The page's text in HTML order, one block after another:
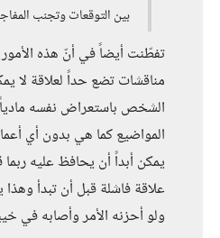
بين التوقعات وتجنب
تفطّنت أيضاً في أنّ هذه
مناقشات تضع حداً لعلاقة لا
الشخص باستعراض نفسه مادياً
المواضيع كما هي بدون أي
يمكن أبداً أن يحافظ عليه
علاقة فاشلة قبل أن تبدأ
ولو أحزنه الأمر وأصابه في